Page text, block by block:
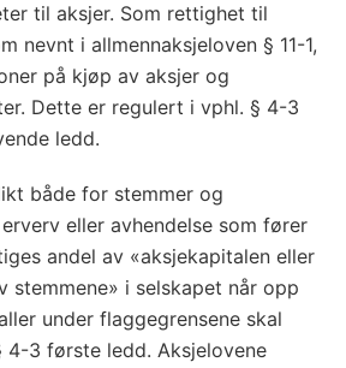
til aksjer. Som rettighet til
nevnt i allmennaksjeloven § 11-1,
på kjøp av aksjer og
Dette er regulert i vphl. § 4-3
ledd.
både for stemmer og
eller avhendelse som fører
andel av «aksjekapitalen eller
stemmene» i selskapet når opp
under flaggegrensene skal
4-3 første ledd. Aksjelovene